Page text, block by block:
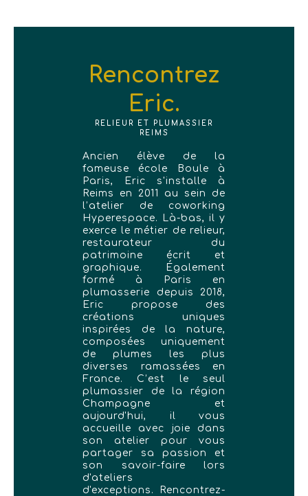
Rencontrez
Eric.
RELIEUR ET PLUMASSIER
REIMS
Ancien élève de la
fameuse école Boule à
Paris, Eric s'installe à
Reims en 2011 au sein de
l’atelier de coworking
Hyperespace. Là-bas, il y
exerce le métier de relieur,
restaurateur du
patrimoine écrit et
graphique. Également
formé à Paris en
plumasserie depuis 2018,
Eric propose des
créations uniques
inspirées de la nature,
composées uniquement
de plumes les plus
diverses ramassées en
France. C’est le seul
plumassier de la région
Champagne et
aujourd'hui, il vous
accueille avec joie dans
son atelier pour vous
partager sa passion et
son savoir-faire lors
d'ateliers
d'exceptions. Rencontrez-